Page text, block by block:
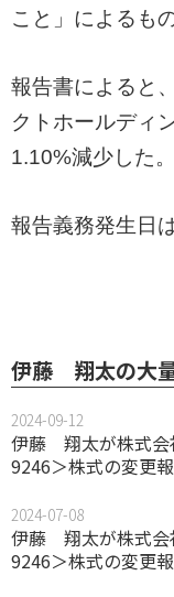
こと」によるもの
報告書によると
クトホールディ
1.10%減少した。
報告義務発生日
伊藤 翔太の大量
2024-09-12
伊藤 翔太が株式会
9246＞株式の変更
2024-07-08
伊藤 翔太が株式会
9246＞株式の変更